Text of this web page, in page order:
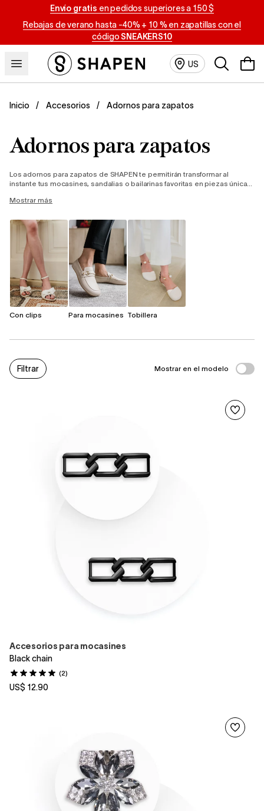
Envío gratis en pedidos superiores a 150 $
Rebajas de verano hasta -40% + 10 % en zapatillas con el
códigoSNEAKERS10
US Buscar
Inicio Accesorios Adornos para zapatos
Adornos para zapatos
Los adornos para zapatos de SHAPEN te permitirán transformar al
instante tus mocasines, sandalias o bailarinas favoritas en piezas únicas,
prácticos adornos con clip, elegantes adornos para el tobillo y bonitos
toque femenino y elegante. Una nueva forma, más sostenible, de renovar
tu armario, expresar tu personalidad y atraer todas las miradas.
Mostrar más
Con clips Para mocasines Tobillera
Filtrar Mostrar en el modelo
Accesorios para mocasines
Black chain
(2)
US$ 12.90